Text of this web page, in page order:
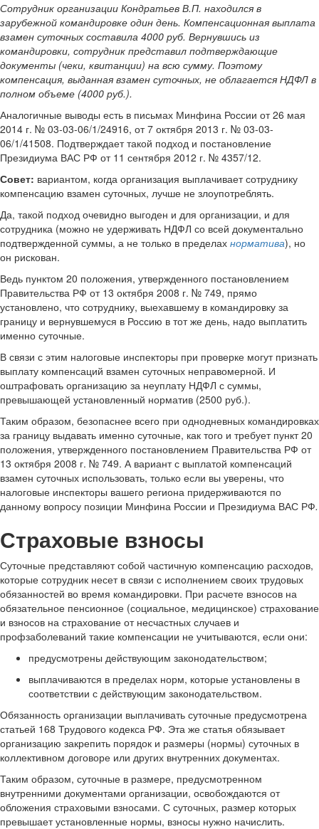
Сотрудник организации Кондратьев В.П. находился в
зарубежной командировке один день. Компенсационная выплата
взамен суточных составила 4000 руб. Вернувшись из
командировки, сотрудник представил подтверждающие
документы (чеки, квитанции) на всю сумму. Поэтому
компенсация, выданная взамен суточных, не облагается НДФЛ в
полном объеме (4000 руб.).
Аналогичные выводы есть в письмах Минфина России от 26 мая
2014 г. № 03-03-06/1/24916, от 7 октября 2013 г. № 03-03-
06/1/41508. Подтверждает такой подход и постановление
Президиума ВАС РФ от 11 сентября 2012 г. № 4357/12.
Совет: вариантом, когда организация выплачивает сотруднику
компенсацию взамен суточных, лучше не злоупотреблять.
Да, такой подход очевидно выгоден и для организации, и для
сотрудника (можно не удерживать НДФЛ со всей документально
подтвержденной суммы, а не только в пределах норматива), но
он рискован.
Ведь пунктом 20 положения, утвержденного постановлением
Правительства РФ от 13 октября 2008 г. № 749, прямо
установлено, что сотруднику, выехавшему в командировку за
границу и вернувшемуся в Россию в тот же день, надо выплатить
именно суточные.
В связи с этим налоговые инспекторы при проверке могут признать
выплату компенсаций взамен суточных неправомерной. И
оштрафовать организацию за неуплату НДФЛ с суммы,
превышающей установленный норматив (2500 руб.).
Таким образом, безопаснее всего при однодневных командировках
за границу выдавать именно суточные, как того и требует пункт 20
положения, утвержденного постановлением Правительства РФ от
13 октября 2008 г. № 749. А вариант с выплатой компенсаций
взамен суточных использовать, только если вы уверены, что
налоговые инспекторы вашего региона придерживаются по
данному вопросу позиции Минфина России и Президиума ВАС РФ.
Страховые взносы
Суточные представляют собой частичную компенсацию расходов,
которые сотрудник несет в связи с исполнением своих трудовых
обязанностей во время командировки. При расчете взносов на
обязательное пенсионное (социальное, медицинское) страхование
и взносов на страхование от несчастных случаев и
профзаболеваний такие компенсации не учитываются, если они:
предусмотрены действующим законодательством;
выплачиваются в пределах норм, которые установлены в
соответствии с действующим законодательством.
Обязанность организации выплачивать суточные предусмотрена
статьей 168 Трудового кодекса РФ. Эта же статья обязывает
организацию закрепить порядок и размеры (нормы) суточных в
коллективном договоре или других внутренних документах.
Таким образом, суточные в размере, предусмотренном
внутренними документами организации, освобождаются от
обложения страховыми взносами. С суточных, размер которых
превышает установленные нормы, взносы нужно начислить.